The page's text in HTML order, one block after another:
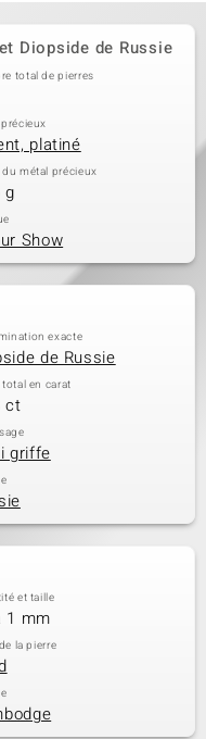
Diopside de Russie
total de pierres
platiné
métal précieux
g
Show
exacte
de Russie
en carat
ct
griffe
et taille
1 mm
la pierre